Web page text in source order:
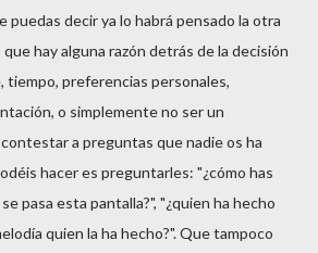
puedas decir ya lo habrá pensado la otra
hay alguna razón detrás de la decisión
tiempo, preferencias personales,
o simplemente no ser un
contestar a preguntas que nadie os ha
hacer es preguntarles: "¿cómo has
pasa esta pantalla?", "¿quien ha hecho
quien la ha hecho?". Que tampoco